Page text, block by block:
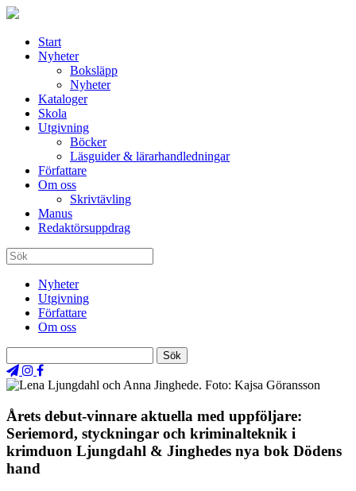
Start
Nyheter
Boksläpp
Nyheter
Kataloger
Skola
Utgivning
Böcker
Läsguider & lärarhandledningar
Författare
Om oss
Skrivtävling
Manus
Redaktörsuppdrag
Nyheter
Utgivning
Författare
Om oss
Årets debut-vinnare aktuella med uppföljare:
Seriemord, styckningar och kriminalteknik i
krimduon Ljungdahl & Jinghedes nya bok Dödens
hand